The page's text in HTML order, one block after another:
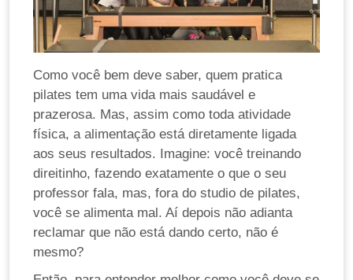
Como você bem deve saber, quem pratica
pilates tem uma vida mais saudável e
prazerosa. Mas, assim como toda atividade
física, a alimentação está diretamente ligada
aos seus resultados. Imagine: você treinando
direitinho, fazendo exatamente o que o seu
professor fala, mas, fora do studio de pilates,
você se alimenta mal. Aí depois não adianta
reclamar que não está dando certo, não é
mesmo?